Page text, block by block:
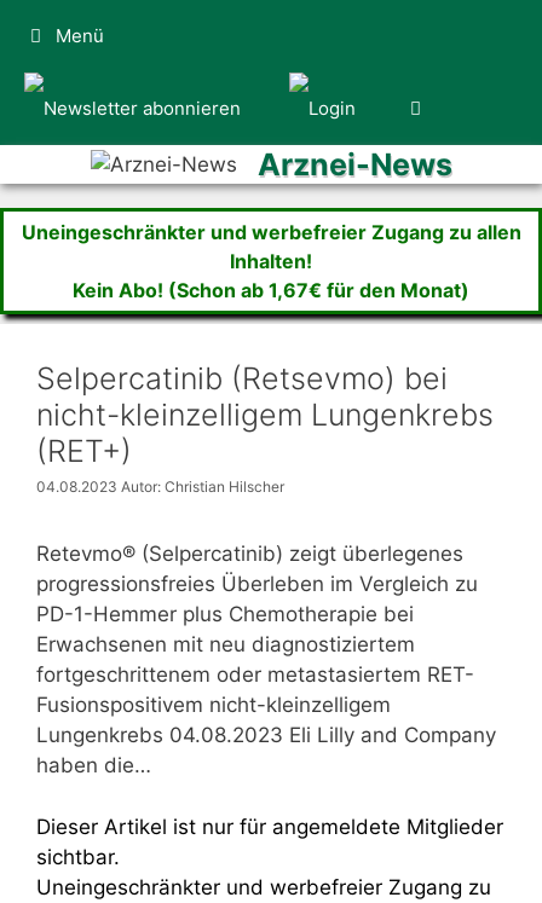
Inhalt
springen
Menü
Arznei-News
Uneingeschränkter und werbefreier Zugang zu allen
Inhalten!
Kein Abo! (Schon ab 1,67€ für den Monat)
Selpercatinib (Retsevmo) bei
nicht-kleinzelligem Lungenkrebs
(RET+)
04.08.2023 Autor: Christian Hilscher
Retevmo® (Selpercatinib) zeigt überlegenes
progressionsfreies Überleben im Vergleich zu
PD-1-Hemmer plus Chemotherapie bei
Erwachsenen mit neu diagnostiziertem
fortgeschrittenem oder metastasiertem RET-
Fusionspositivem nicht-kleinzelligem
Lungenkrebs 04.08.2023 Eli Lilly and Company
haben die…
Dieser Artikel ist nur für angemeldete Mitglieder
sichtbar.
Uneingeschränkter und werbefreier Zugang zu